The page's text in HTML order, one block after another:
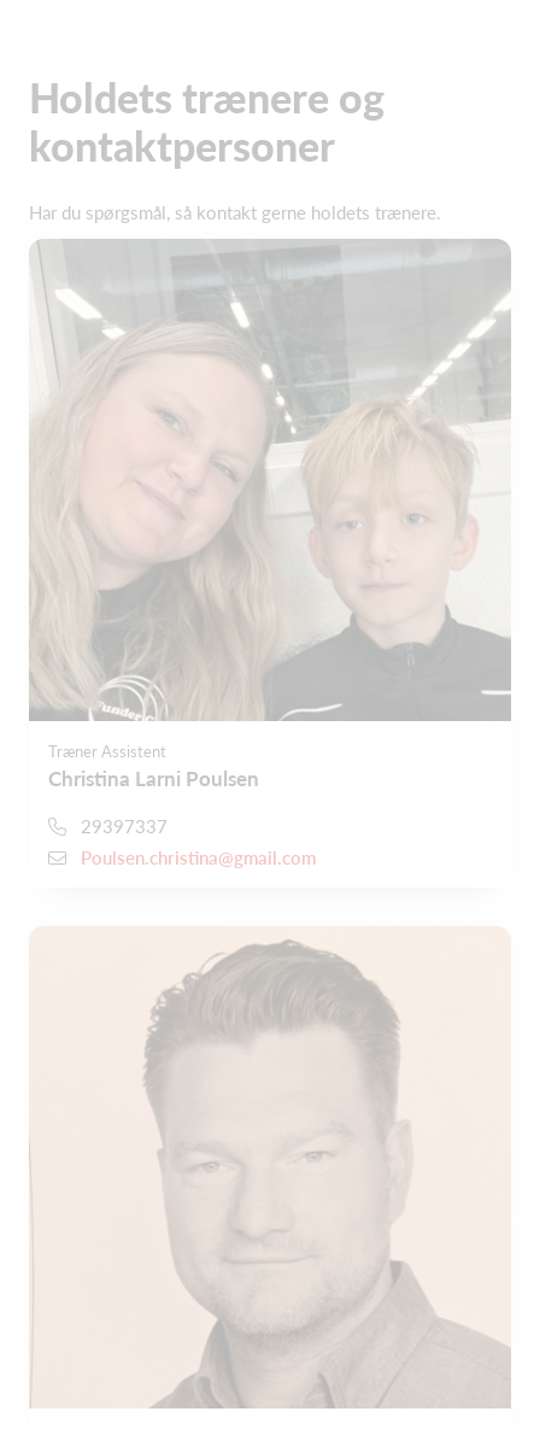
Holdets trænere og
kontaktpersoner
Har du spørgsmål, så kontakt gerne holdets trænere.
Træner Assistent
Christina Larni Poulsen
29397337
Poulsen.christina@gmail.com